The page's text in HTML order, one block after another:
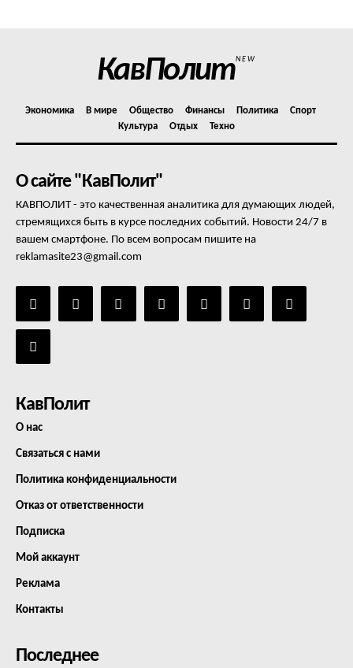
КавПолитNEW
Экономика В мире Общество Финансы Политика
Спорт
Культура
Отдых Техно
О сайте "КавПолит"
КАВПОЛИТ - это качественная аналитика для думающих людей,
стремящихся быть в курсе последних событий. Новости 24/7 в
вашем смартфоне. По всем вопросам пишите на
reklamasite23@gmail.com
КавПолит
О нас
Связаться с нами
Политика конфиденциальности
Отказ от ответственности
Подписка
Мой аккаунт
Реклама
Контакты
Последнее